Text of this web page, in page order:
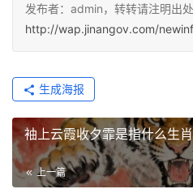
发布者：admin，转转请注明出处
http://wap.jinangov.com/
生成海报
袖上云霞收夕霏是指什么生
上一篇